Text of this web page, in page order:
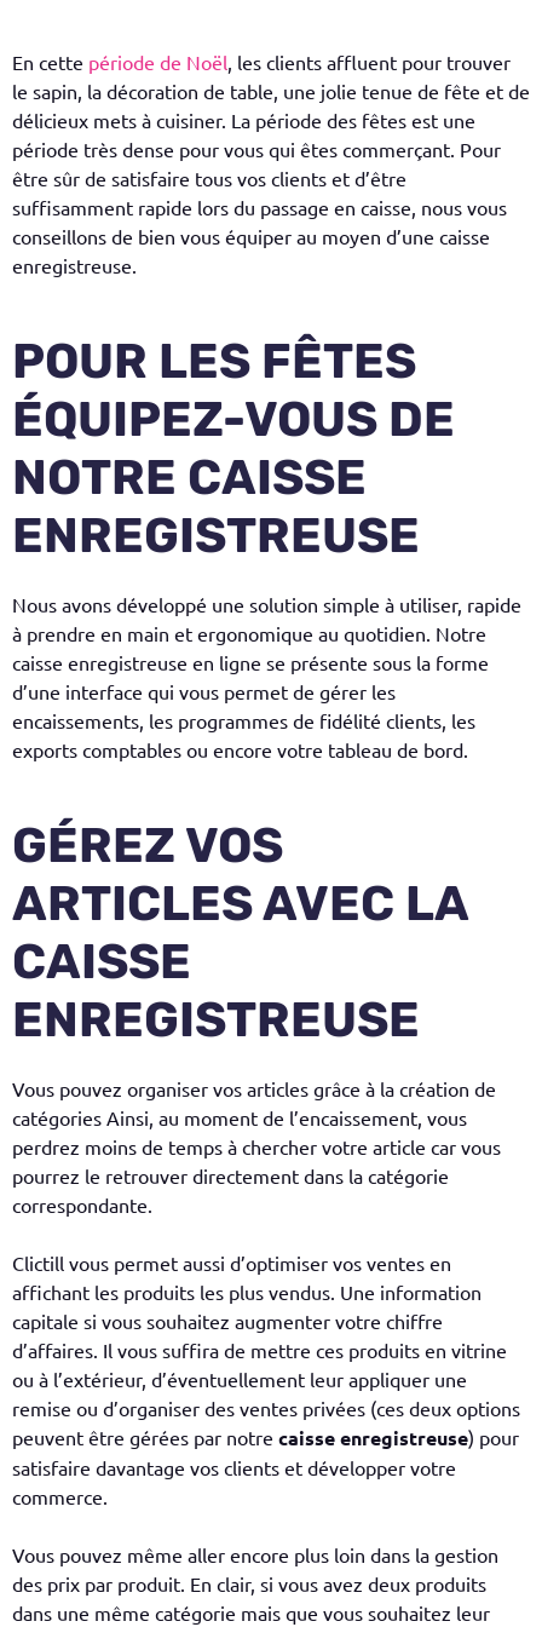
En cette période de Noël, les clients affluent pour trouver
le sapin, la décoration de table, une jolie tenue de fête et de
délicieux mets à cuisiner. La période des fêtes est une
période très dense pour vous qui êtes commerçant. Pour
être sûr de satisfaire tous vos clients et d’être
suffisamment rapide lors du passage en caisse, nous vous
conseillons de bien vous équiper au moyen d’une caisse
enregistreuse.
POUR LES FÊTES
ÉQUIPEZ-VOUS DE
NOTRE CAISSE
ENREGISTREUSE
Nous avons développé une solution simple à utiliser, rapide
à prendre en main et ergonomique au quotidien. Notre
caisse enregistreuse en ligne se présente sous la forme
d’une interface qui vous permet de gérer les
encaissements, les programmes de fidélité clients, les
exports comptables ou encore votre tableau de bord.
GÉREZ VOS
ARTICLES AVEC LA
CAISSE
ENREGISTREUSE
Vous pouvez organiser vos articles grâce à la création de
catégories Ainsi, au moment de l’encaissement, vous
perdrez moins de temps à chercher votre article car vous
pourrez le retrouver directement dans la catégorie
correspondante.
Clictill vous permet aussi d’optimiser vos ventes en
affichant les produits les plus vendus. Une information
capitale si vous souhaitez augmenter votre chiffre
d’affaires. Il vous suffira de mettre ces produits en vitrine
ou à l’extérieur, d’éventuellement leur appliquer une
remise ou d’organiser des ventes privées (ces deux options
peuvent être gérées par notre caisse enregistreuse) pour
satisfaire davantage vos clients et développer votre
commerce.
Vous pouvez même aller encore plus loin dans la gestion
des prix par produit. En clair, si vous avez deux produits
dans une même catégorie mais que vous souhaitez leur